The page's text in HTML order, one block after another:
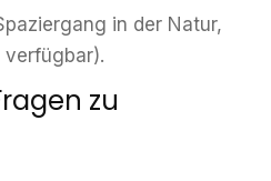
in der Natur,
zu